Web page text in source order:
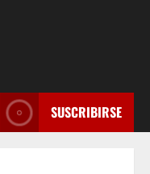
SUSCRIBIRSE